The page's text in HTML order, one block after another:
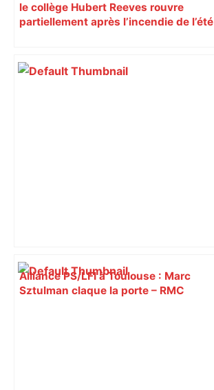
le collège Hubert Reeves rouvre
partiellement après l’incendie de l’été
Alliance PS/LFI à Toulouse : Marc
Sztulman claque la porte – RMC